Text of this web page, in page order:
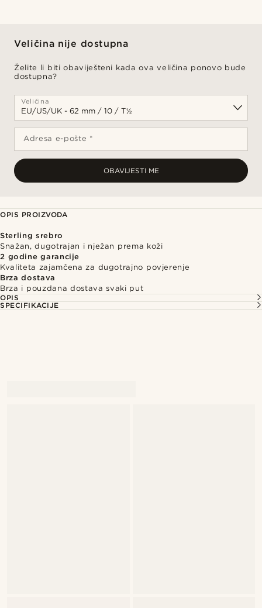
Veličina nije dostupna
Želite li biti obaviješteni kada ova veličina ponovo bude
dostupna?
Veličina
Adresa e-pošte *
OBAVIJESTI ME
OPIS PROIZVODA
Sterling srebro
Snažan, dugotrajan i nježan prema koži
2 godine garancije
Kvaliteta zajamčena za dugotrajno povjerenje
Brza dostava
Brza i pouzdana dostava svaki put
OPIS
SPECIFIKACIJE